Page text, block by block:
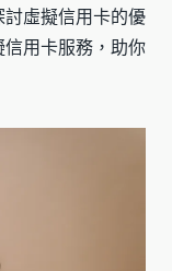
虛擬信用卡的優
用卡服務，助你